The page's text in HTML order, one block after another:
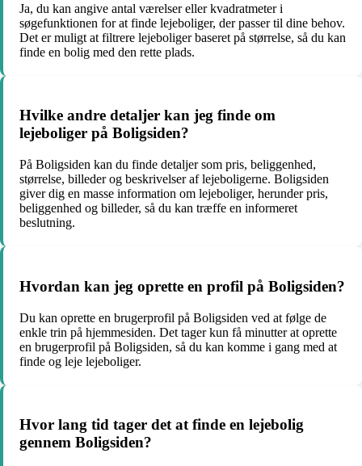
Ja, du kan angive antal værelser eller kvadratmeter i
søgefunktionen for at finde lejeboliger, der passer til dine behov.
Det er muligt at filtrere lejeboliger baseret på størrelse, så du kan
finde en bolig med den rette plads.
Hvilke andre detaljer kan jeg finde om
lejeboliger på Boligsiden?
På Boligsiden kan du finde detaljer som pris, beliggenhed,
størrelse, billeder og beskrivelser af lejeboligerne. Boligsiden
giver dig en masse information om lejeboliger, herunder pris,
beliggenhed og billeder, så du kan træffe en informeret
beslutning.
Hvordan kan jeg oprette en profil på Boligsiden?
Du kan oprette en brugerprofil på Boligsiden ved at følge de
enkle trin på hjemmesiden. Det tager kun få minutter at oprette
en brugerprofil på Boligsiden, så du kan komme i gang med at
finde og leje lejeboliger.
Hvor lang tid tager det at finde en lejebolig
gennem Boligsiden?